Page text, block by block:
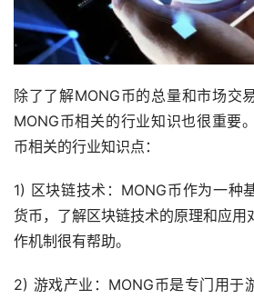
除了了解MONG币的总量和市场交
MONG币相关的行业知识也很重要
币相关的行业知识点：
1) 区块链技术：MONG币作为一种
货币，了解区块链技术的原理和应用
作机制很有帮助。
2) 游戏产业：MONG币是专门用于